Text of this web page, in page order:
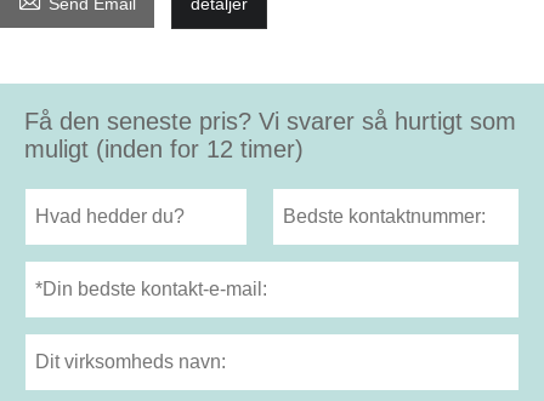
Få den seneste pris? Vi svarer så hurtigt som
muligt (inden for 12 timer)